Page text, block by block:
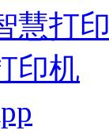
慧打印
印机